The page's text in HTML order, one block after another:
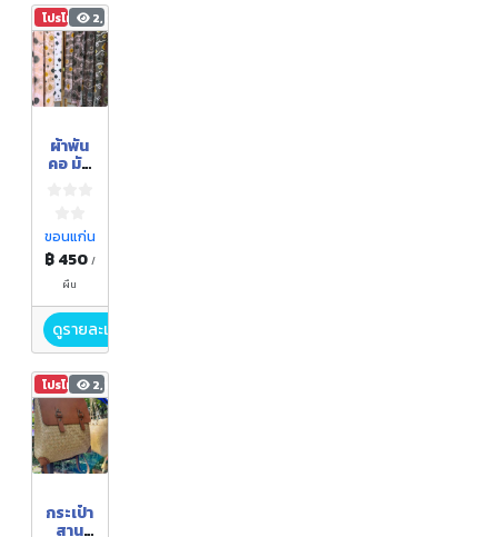
โปรโมชัน2,063
ผ้าพัน
คอ มัด
(Hand
made
)
ขอนแก่น
฿ 450 /
ผืน
ดูรายละเอียด
โปรโมชัน 2,196
กระเป๋า
สาน